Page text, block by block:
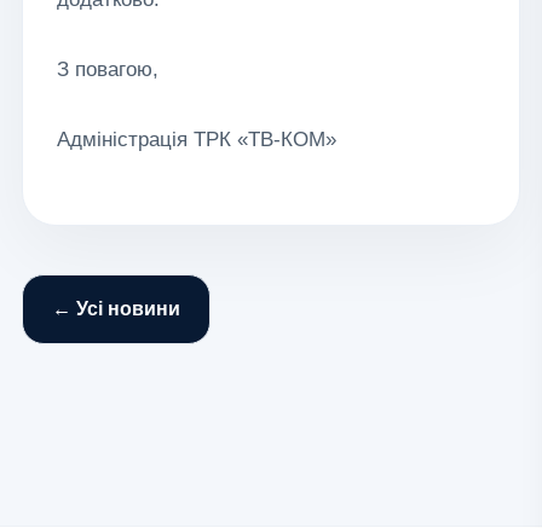
З повагою,
Адміністрація ТРК «ТВ-КОМ»
← Усі новини